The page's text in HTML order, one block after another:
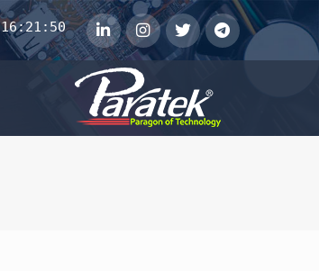
telegramتوییتر instagramلینکداین16:21:51